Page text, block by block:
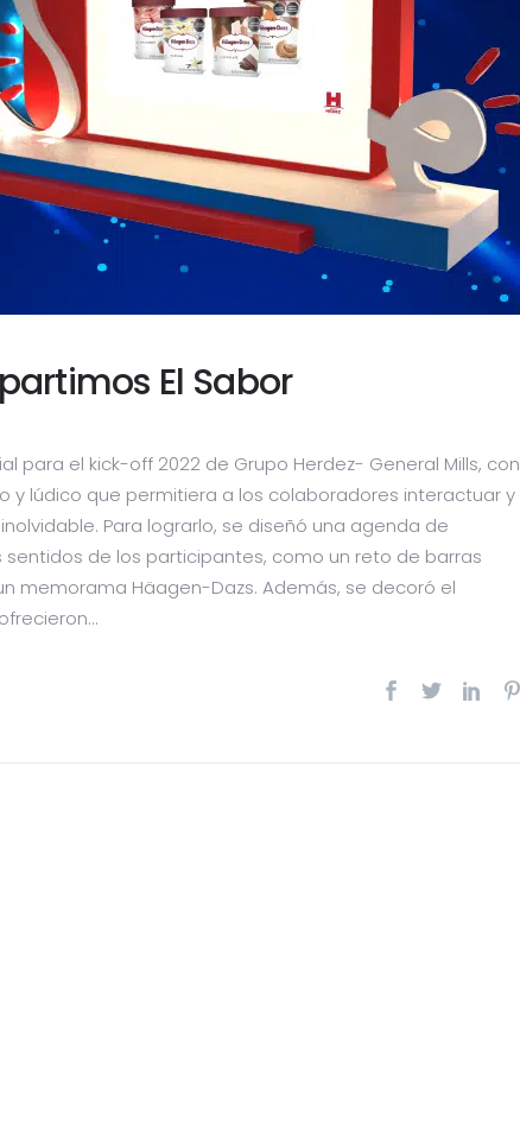
El Sabor
para el kick-off 2022 de Grupo Herdez- General Mills, con
y lúdico que permitiera a los colaboradores interactuar y
Para lograrlo, se diseñó una agenda de
de los participantes, como un reto de barras
memorama Häagen-Dazs. Además, se decoró el